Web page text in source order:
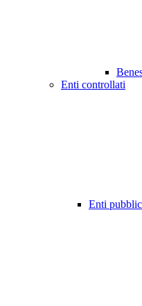
Enti controllati
Enti